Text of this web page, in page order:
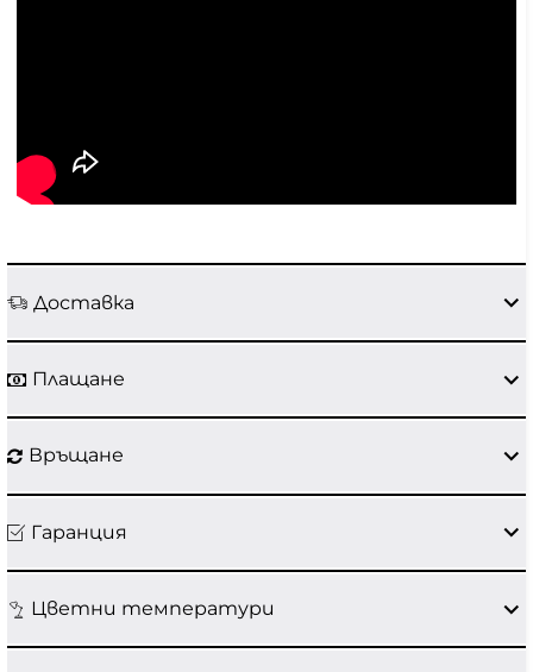
Доставка
Плащане
Връщане
Гаранция
Цветни температури